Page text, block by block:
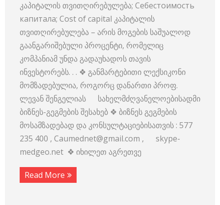
კაპიტალის თვითღირებულება; Себестоимость
капитала; Cost of capital კაპიტალის
თვითღირებულება – არის მოგების საშუალოდ
გაანგარიშებული პროცენტი, რომელიც
კომპანიამ უნდა გადაუხადოს თავის
ინვესტორებს. . . ❖ განმარტებითი ლექსიკონი
მომზადებულია, როგორც დანართი პროფ.
ლევან შენგელიას სახელმძღვანელოებისადმი
ბიზნეს-გეგმების შესახებ ❖ ბიზნეს გეგმების
მოსამზადებად და კონსულტაციებისათვის : 577
235 400 , Caumednet@gmail.com , skype-
medgeo.net ❖ იხილეთ აგრეთვე
Read More